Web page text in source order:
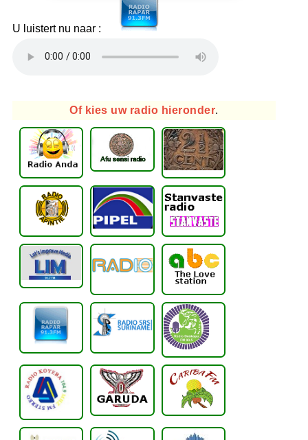
U luistert nu naar :
Of kies uw radio hieronder.